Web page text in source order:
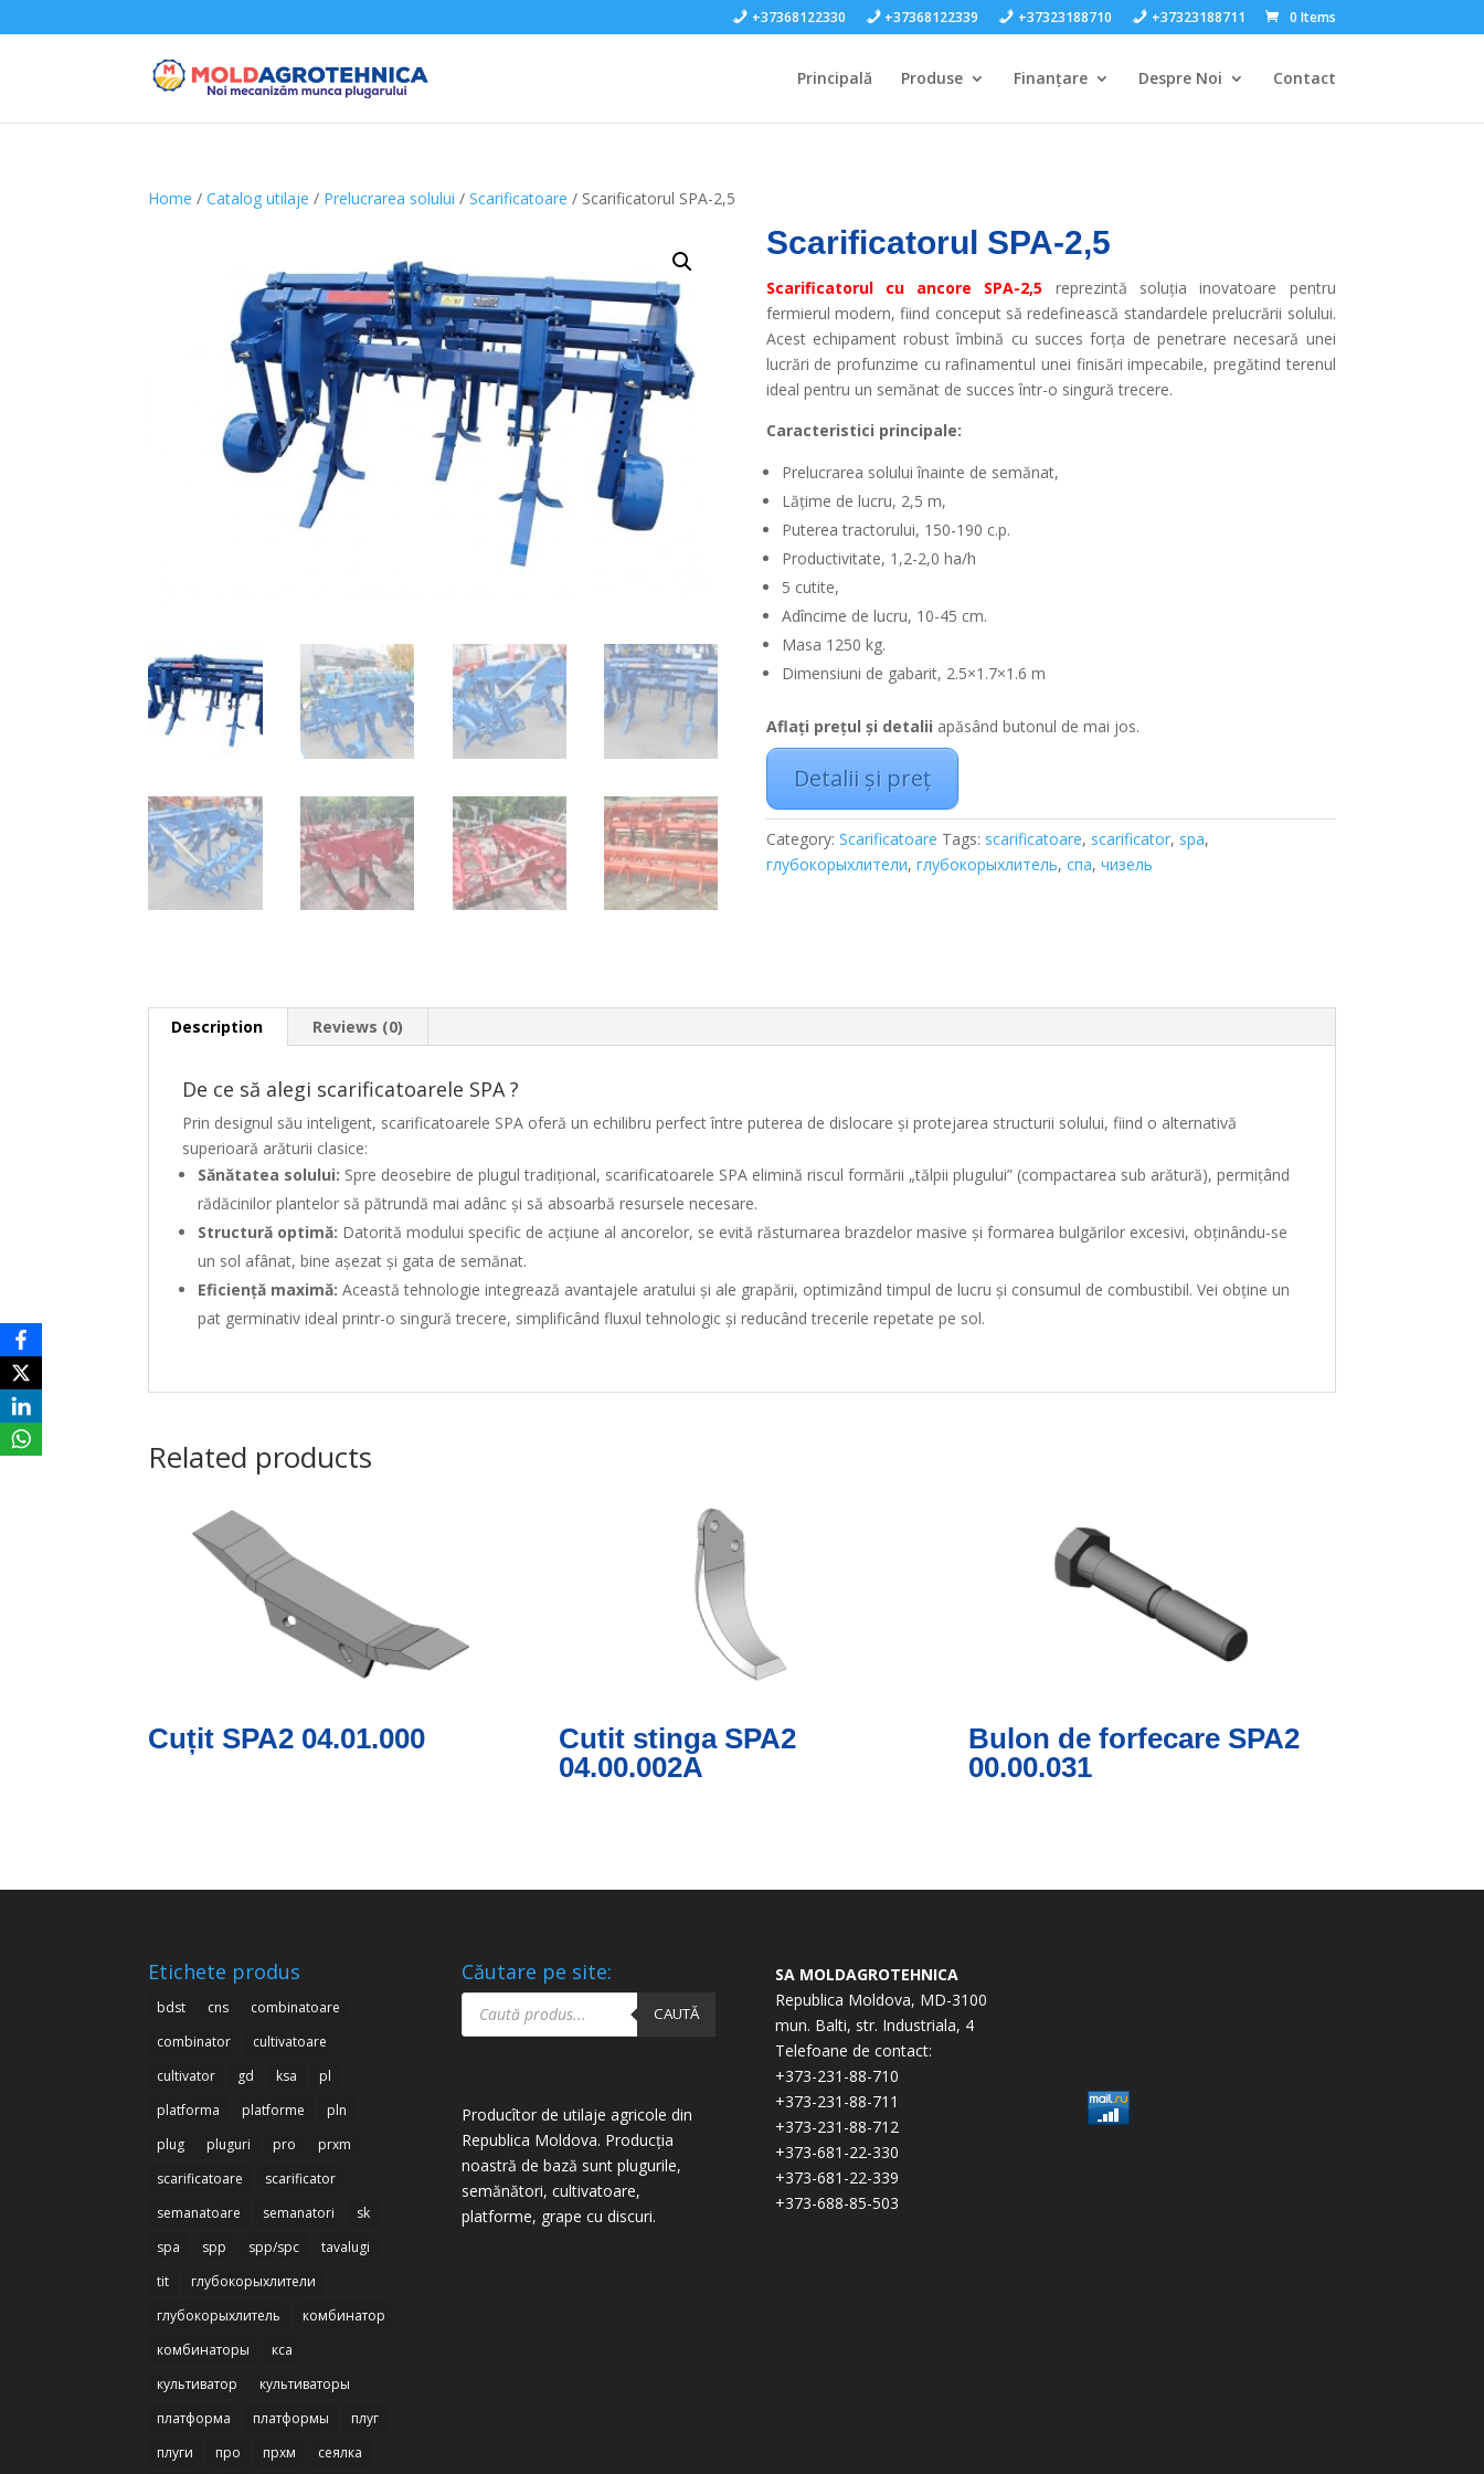
+37368122330 +37368122339 +37323188710 +37323188711 0 Items
Principală Produse Finanțare Despre Noi Contact
Home /Catalog utilaje / Prelucrarea solului /Scarificatoare / Scarificatorul SPA-2,5
Scarificatorul SPA-2,5
Scarificatorul cu ancore SPA-2,5 reprezintă soluția inovatoare pentru
fermierul modern, fiind conceput să redefinească standardele prelucrării solului.
Acest echipament robust îmbină cu succes forța de penetrare necesară unei
lucrări de profunzime cu rafinamentul unei finisări impecabile, pregătind terenul
ideal pentru un semănat de succes într-o singură trecere.
Caracteristici principale:
Prelucrarea solului înainte de semănat,
Lățime de lucru, 2,5 m,
Puterea tractorului, 150-190 c.p.
Productivitate, 1,2-2,0 ha/h
5 cutite,
Adîncime de lucru, 10-45 cm.
Masa 1250 kg.
Dimensiuni de gabarit, 2.5×1.7×1.6 m
Aflați prețul și detalii apăsând butonul de mai jos.
Detalii și preț
Category: Scarificatoare Tags: scarificatoare, scarificator, spa,
глубокорыхлители, глубокорыхлитель, спа, чизель
Description Reviews (0)
De ce să alegi scarificatoarele SPA ?
Prin designul său inteligent, scarificatoarele SPA oferă un echilibru perfect între puterea de dislocare și protejarea structurii solului, fiind o alternativă
superioară arăturii clasice:
Sănătatea solului: Spre deosebire de plugul tradițional, scarificatoarele SPA elimină riscul formării „tălpii plugului” (compactarea sub arătură), permițând
rădăcinilor plantelor să pătrundă mai adânc și să absoarbă resursele necesare.
Structură optimă: Datorită modului specific de acțiune al ancorelor, se evită răsturnarea brazdelor masive și formarea bulgărilor excesivi, obținându-se
un sol afânat, bine așezat și gata de semănat.
Eficiență maximă: Această tehnologie integrează avantajele aratului și ale grapării, optimizând timpul de lucru și consumul de combustibil. Vei obține un
pat germinativ ideal printr-o singură trecere, simplificând fluxul tehnologic și reducând trecerile repetate pe sol.
Related products
Cuțit SPA2 04.01.000
Cutit stinga SPA2
04.00.002A
Bulon de forfecare SPA2
00.00.031
Etichete produs
bdst cns
combinatoare
combinator
cultivatoare
cultivator
gd ksa
pl
platforma
platforme
pln
plug
pluguri pro
prxm
scarificatoare
scarificator
semanatoare
semanatori
sk
spa
spp spp/spc
tavalugi
tit
глубокорыхлители
глубокорыхлитель
комбинатор
комбинаторы
кса
культиватор
культиваторы
платформа
платформы
плуг
плуги
про прхм сеялка
Căutare pe site:
Products
search CAUTĂ
Producîtor de utilaje agricole din
Republica Moldova. Producția
noastră de bază sunt plugurile,
semănători, cultivatoare,
platforme, grape cu discuri.
SA MOLDAGROTEHNICA
Republica Moldova, MD-3100
mun. Balti, str. Industriala, 4
Telefoane de contact:
+373-231-88-710
+373-231-88-711
+373-231-88-712
+373-681-22-330
+373-681-22-339
+373-688-85-503